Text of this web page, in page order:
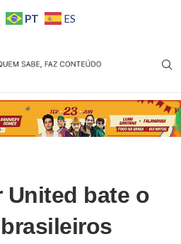
PT ES
United bate o